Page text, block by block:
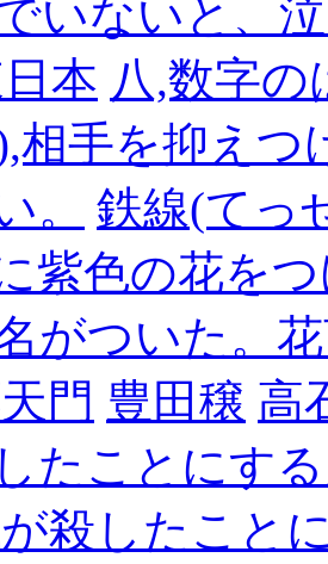
いないと、
本 八,数字
相手を抑えつ
。
鉄線(てっ
紫色の花を
がついた。
門 豊田穣 高
たことにす
殺したこと